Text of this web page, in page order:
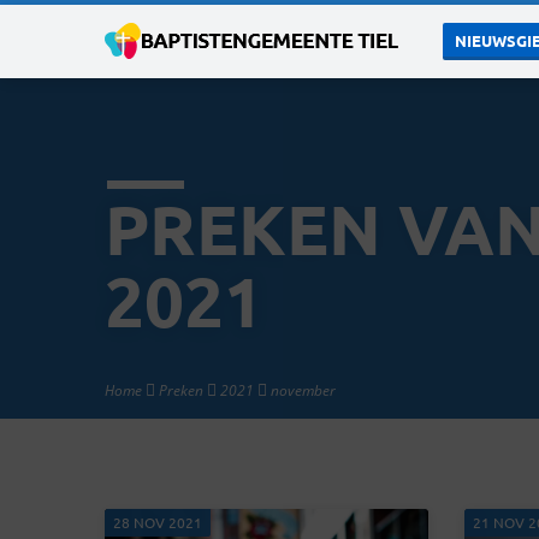
PREKEN
2021
Home Preken 2021 november
28 NOV 2021 21 NOV